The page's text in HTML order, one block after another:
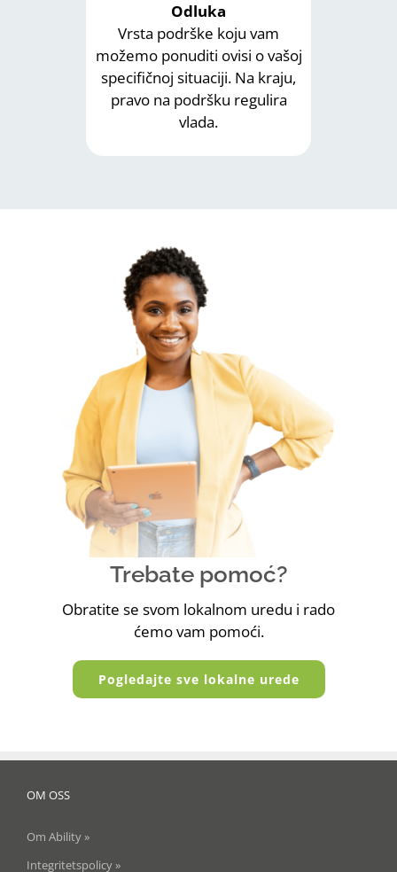
Odluka
Vrsta podrške koju vam
možemo ponuditi ovisi o vašoj
specifičnoj situaciji. Na kraju,
pravo na podršku regulira
vlada.
Trebate pomoć?
Obratite se svom lokalnom uredu i rado
ćemo vam pomoći.
Pogledajte sve lokalne urede
OM OSS
Om Ability »
Integritetspolicy »